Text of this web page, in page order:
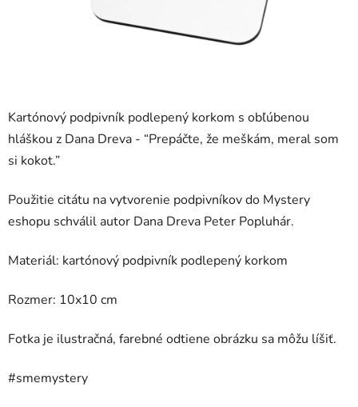
Kartónový podpivník podlepený korkom s obľúbenou
hláškou z Dana Dreva - “Prepáčte, že meškám, meral som
si kokot.”
Použitie citátu na vytvorenie podpivníkov do Mystery
eshopu schválil autor Dana Dreva Peter Popluhár.
Materiál: kartónový podpivník podlepený korkom
Rozmer: 10x10 cm
Fotka je ilustračná, farebné odtiene obrázku sa môžu líšiť.
#smemystery